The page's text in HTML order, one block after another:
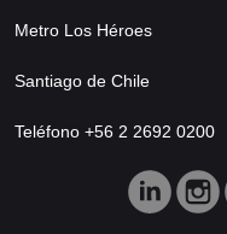
Metro Los Héroes
Santiago de Chile
Teléfono +56 2 2692 0200